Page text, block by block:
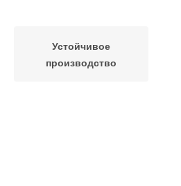
Устойчивое
производство